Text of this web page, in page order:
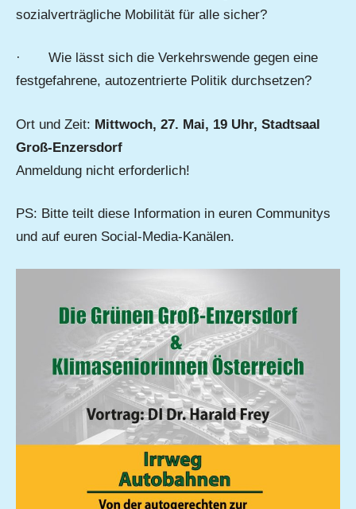
sozialverträgliche Mobilität für alle sicher?
· Wie lässt sich die Verkehrswende gegen eine
festgefahrene, autozentrierte Politik durchsetzen?
Ort und Zeit: Mittwoch, 27. Mai, 19 Uhr, Stadtsaal
Groß-Enzersdorf
Anmeldung nicht erforderlich!
PS: Bitte teilt diese Information in euren Communitys
und auf euren Social-Media-Kanälen.